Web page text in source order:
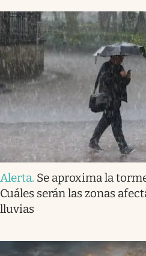
Alerta. Se aproxima la
Cuáles serán las zonas
lluvias